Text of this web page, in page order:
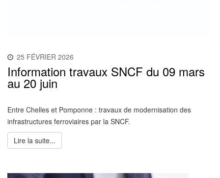
25 FÉVRIER 2026
Information travaux SNCF du 09 mars
au 20 juin
Entre Chelles et Pomponne : travaux de modernisation des
infrastructures ferroviaires par la SNCF.
Lire la suite...